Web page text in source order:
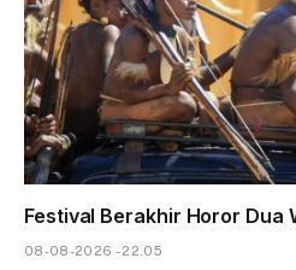
Festival Berakhir Horor Dua
08-08-2026 - 22.05